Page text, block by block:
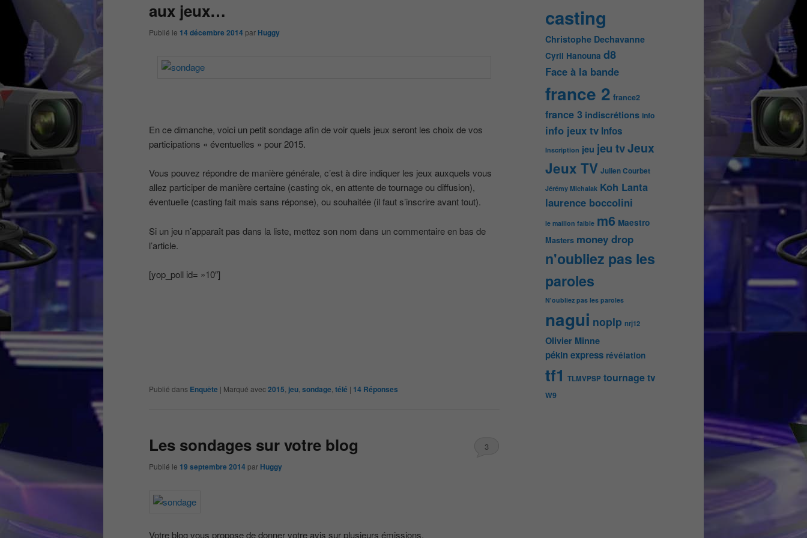
aux jeux…
Publié le 14 décembre 2014 par Huggy
En ce dimanche, voici un petit sondage afin de voir quels jeux seront les choix de vos
participations « éventuelles » pour 2015.
Vous pouvez répondre de manière générale, c’est à dire indiquer les jeux auxquels vous
allez participer de manière certaine (casting ok, en attente de tournage ou diffusion),
éventuelle (casting fait mais sans réponse), ou souhaitée (il faut s’inscrire avant tout).
Si un jeu n’apparaît pas dans la liste, mettez son nom dans un commentaire en bas de
l’article.
[yop_poll id= »10″]
Publié dans Enquête | Marqué avec2015 jeu sondage télé | 14 Réponses
Les sondages sur votre blog
Publié le 19 septembre 2014 par Huggy
3
Votre blog vous propose de donner votre avis sur plusieurs émissions.
casting
Christophe Dechavanne
Cyril Hanouna d8
Face à la bande
france 2 france2
france 3 indiscrétions info
info jeux tv Infos
Inscription jeu jeu tvJeux
Jeux TV Julien Courbet
Jérémy Michalak Koh Lanta
laurence boccolini
le maillon faible m6 Maestro
Masters money drop
n'oubliez pas les
paroles
N'oubliez pas les paroles
nagui noplp nrj12
Olivier Minne
pékin express révélation
tf1 TLMVPSP tournagetv
W9